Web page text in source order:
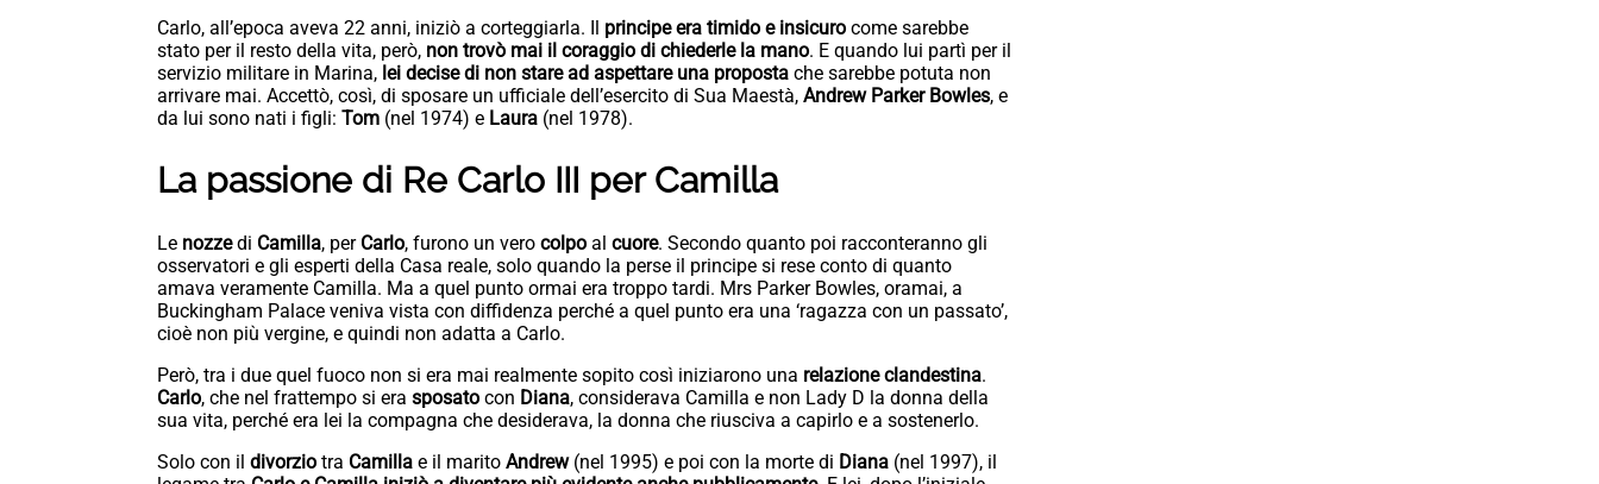
Carlo, all’epoca aveva 22 anni, iniziò a corteggiarla. Il principe era timido e insicuro come sarebbe
stato per il resto della vita, però, non trovò mai il coraggio di chiederle la mano. E quando lui partì per il
servizio militare in Marina, lei decise di non stare ad aspettare una proposta che sarebbe potuta non
arrivare mai. Accettò, così, di sposare un ufficiale dell’esercito di Sua Maestà, Andrew Parker Bowles, e
da lui sono nati i figli: Tom (nel 1974) e Laura (nel 1978).
La passione di Re Carlo III per Camilla
Le nozzedi Camilla, per Carlo, furono un vero colpo al cuore. Secondo quanto poi racconteranno gli
osservatori e gli esperti della Casa reale, solo quando la perse il principe si rese conto di quanto
amava veramente Camilla. Ma a quel punto ormai era troppo tardi. Mrs Parker Bowles, oramai, a
Buckingham Palace veniva vista con diffidenza perché a quel punto era una ‘ragazza con un passato’,
cioè non più vergine, e quindi non adatta a Carlo.
Però, tra i due quel fuoco non si era mai realmente sopito così iniziarono una relazione clandestina.
Carlo, che nel frattempo si era sposato con Diana, considerava Camilla e non Lady D la donna della
sua vita, perché era lei la compagna che desiderava, la donna che riusciva a capirlo e a sostenerlo.
Solo con il divorzio tra Camilla e il marito Andrew (nel 1995) e poi con la morte di Diana (nel 1997), il